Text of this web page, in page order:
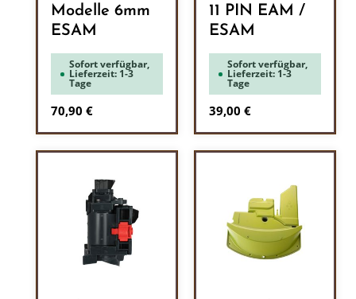
Modelle 6mm
ESAM
Sofort verfügbar,
Lieferzeit: 1-3
Tage
Regulärer Preis:
70,90 €
11 PIN EAM /
ESAM
Sofort verfügbar,
Lieferzeit: 1-3
Tage
Regulärer Preis:
39,00 €